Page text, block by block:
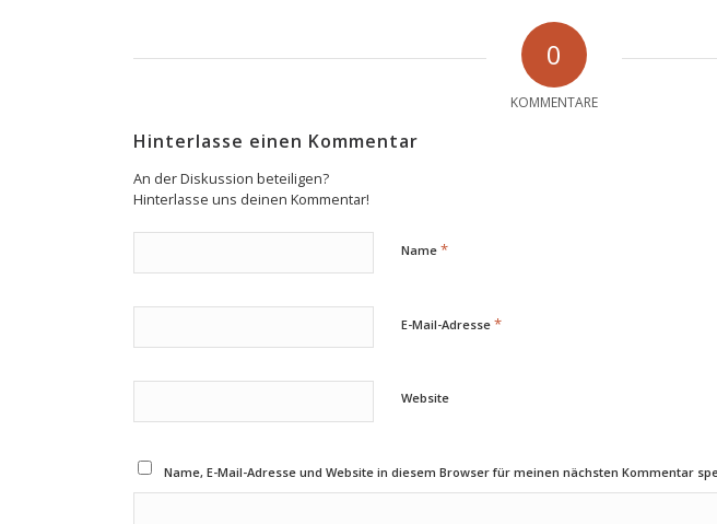
0
KOMMENTARE
Hinterlasse einen Kommentar
An der Diskussion beteiligen?
Hinterlasse uns deinen Kommentar!
Name *
E-Mail-Adresse *
Website
Name, E-Mail-Adresse und Website in diesem Browser für meinen nächsten Kommentar